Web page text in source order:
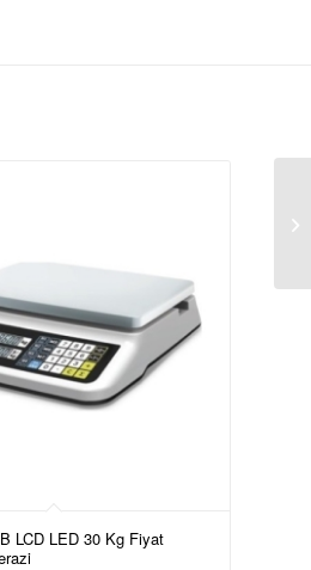
LCD LED 30 Kg Fiyat